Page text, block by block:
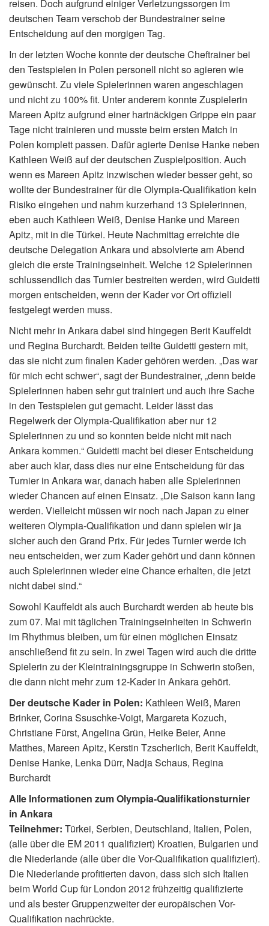
reisen. Doch aufgrund einiger Verletzungssorgen im
deutschen Team verschob der Bundestrainer seine
Entscheidung auf den morgigen Tag.
In der letzten Woche konnte der deutsche Cheftrainer bei
den Testspielen in Polen personell nicht so agieren wie
gewünscht. Zu viele Spielerinnen waren angeschlagen
und nicht zu 100% fit. Unter anderem konnte Zuspielerin
Mareen Apitz aufgrund einer hartnäckigen Grippe ein paar
Tage nicht trainieren und musste beim ersten Match in
Polen komplett passen. Dafür agierte Denise Hanke neben
Kathleen Weiß auf der deutschen Zuspielposition. Auch
wenn es Mareen Apitz inzwischen wieder besser geht, so
wollte der Bundestrainer für die Olympia-Qualifikation kein
Risiko eingehen und nahm kurzerhand 13 Spielerinnen,
eben auch Kathleen Weiß, Denise Hanke und Mareen
Apitz, mit in die Türkei. Heute Nachmittag erreichte die
deutsche Delegation Ankara und absolvierte am Abend
gleich die erste Trainingseinheit. Welche 12 Spielerinnen
schlussendlich das Turnier bestreiten werden, wird Guidetti
morgen entscheiden, wenn der Kader vor Ort offiziell
festgelegt werden muss.
Nicht mehr in Ankara dabei sind hingegen Berit Kauffeldt
und Regina Burchardt. Beiden teilte Guidetti gestern mit,
das sie nicht zum finalen Kader gehören werden. „Das war
für mich echt schwer“, sagt der Bundestrainer, „denn beide
Spielerinnen haben sehr gut trainiert und auch ihre Sache
in den Testspielen gut gemacht. Leider lässt das
Regelwerk der Olympia-Qualifikation aber nur 12
Spielerinnen zu und so konnten beide nicht mit nach
Ankara kommen.“ Guidetti macht bei dieser Entscheidung
aber auch klar, dass dies nur eine Entscheidung für das
Turnier in Ankara war, danach haben alle Spielerinnen
wieder Chancen auf einen Einsatz. „Die Saison kann lang
werden. Vielleicht müssen wir noch nach Japan zu einer
weiteren Olympia-Qualifikation und dann spielen wir ja
sicher auch den Grand Prix. Für jedes Turnier werde ich
neu entscheiden, wer zum Kader gehört und dann können
auch Spielerinnen wieder eine Chance erhalten, die jetzt
nicht dabei sind.“
Sowohl Kauffeldt als auch Burchardt werden ab heute bis
zum 07. Mai mit täglichen Trainingseinheiten in Schwerin
im Rhythmus bleiben, um für einen möglichen Einsatz
anschließend fit zu sein. In zwei Tagen wird auch die dritte
Spielerin zu der Kleintrainingsgruppe in Schwerin stoßen,
die dann nicht mehr zum 12-Kader in Ankara gehört.
Der deutsche Kader in Polen: Kathleen Weiß, Maren
Brinker, Corina Ssuschke-Voigt, Margareta Kozuch,
Christiane Fürst, Angelina Grün, Heike Beier, Anne
Matthes, Mareen Apitz, Kerstin Tzscherlich, Berit Kauffeldt,
Denise Hanke, Lenka Dürr, Nadja Schaus, Regina
Burchardt
Alle Informationen zum Olympia-Qualifikationsturnier
in Ankara
Teilnehmer: Türkei, Serbien, Deutschland, Italien, Polen,
(alle über die EM 2011 qualifiziert) Kroatien, Bulgarien und
die Niederlande (alle über die Vor-Qualifikation qualifiziert).
Die Niederlande profitierten davon, dass sich sich Italien
beim World Cup für London 2012 frühzeitig qualifizierte
und als bester Gruppenzweiter der europäischen Vor-
Qualifikation nachrückte.